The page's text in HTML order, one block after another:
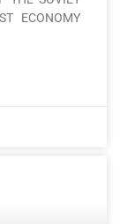
ECONOMY